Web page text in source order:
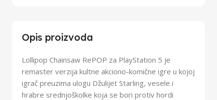
Opis proizvoda
Lollipop Chainsaw RePOP za PlayStation 5 je
remaster verzija kultne akciono-komične igre u kojoj
igrač preuzima ulogu Džulijet Starling, vesele i
hrabre srednjoškolke koja se bori protiv hordi